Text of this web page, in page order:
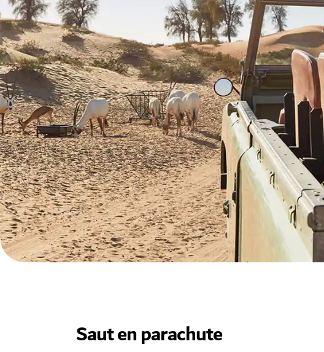
Saut en parachute